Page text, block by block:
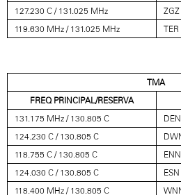
127.230 C / 131.025 MHz
ZGZ
119.630 MHz / 131.025 MHz
TER
TMA
FREQ PRINCIPAL/RESERVA
131.175 MHz / 130.805 C
124.230 C / 130.805 C
118.755 C / 130.805 C
124.030 C / 130.805 C
118.400 MHz / 130.805 C